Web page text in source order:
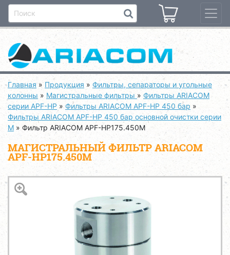
Главная » Продукция » Фильтры, сепараторы и угольные
колонны » Магистральные фильтры » Фильтры ARIACOM
серии APF-HP » Фильтры ARIACOM APF-HP 450 бар »
Фильтры ARIACOM APF-HP 450 бар основной очистки серии
M » Фильтр ARIACOM APF-HP175.450M
МАГИСТРАЛЬНЫЙ ФИЛЬТР ARIACOM
APF-HP175.450M